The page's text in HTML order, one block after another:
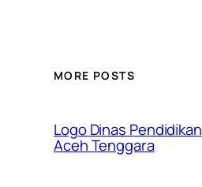
MORE POSTS
Logo Dinas Pendidikan
Aceh Tenggara